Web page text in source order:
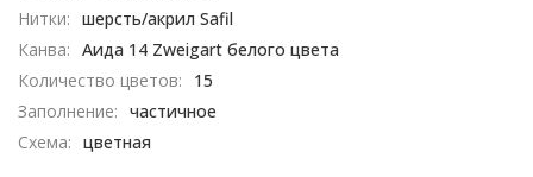
Нитки: шерсть/акрил Safil
Канва: Аида 14 Zweigart белого цвета
Количество цветов:
15
Заполнение: частичное
Схема: цветная